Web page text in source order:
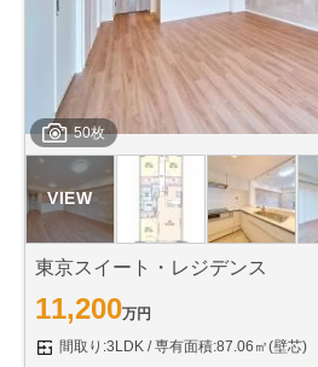
50枚
東京スイート・レジデンス
11,200万円
間取り:3LDK
専有面積:87.06㎡(壁芯)